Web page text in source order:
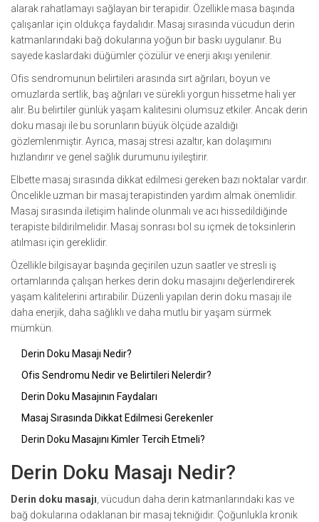
alarak rahatlamayı sağlayan bir terapidir. Özellikle masa başında
çalışanlar için oldukça faydalıdır. Masaj sırasında vücudun derin
katmanlarındaki bağ dokularına yoğun bir baskı uygulanır. Bu
sayede kaslardaki düğümler çözülür ve enerji akışı yenilenir.
Ofis sendromunun belirtileri arasında sırt ağrıları, boyun ve
omuzlarda sertlik, baş ağrıları ve sürekli yorgun hissetme hali yer
alır. Bu belirtiler günlük yaşam kalitesini olumsuz etkiler. Ancak derin
doku masajı ile bu sorunların büyük ölçüde azaldığı
gözlemlenmiştir. Ayrıca, masaj stresi azaltır, kan dolaşımını
hızlandırır ve genel sağlık durumunu iyileştirir.
Elbette masaj sırasında dikkat edilmesi gereken bazı noktalar vardır.
Öncelikle uzman bir masaj terapistinden yardım almak önemlidir.
Masaj sırasında iletişim halinde olunmalı ve acı hissedildiğinde
terapiste bildirilmelidir. Masaj sonrası bol su içmek de toksinlerin
atılması için gereklidir.
Özellikle bilgisayar başında geçirilen uzun saatler ve stresli iş
ortamlarında çalışan herkes derin doku masajını değerlendirerek
yaşam kalitelerini artırabilir. Düzenli yapılan derin doku masajı ile
daha enerjik, daha sağlıklı ve daha mutlu bir yaşam sürmek
mümkün.
Derin Doku Masajı Nedir?
Ofis Sendromu Nedir ve Belirtileri Nelerdir?
Derin Doku Masajının Faydaları
Masaj Sırasında Dikkat Edilmesi Gerekenler
Derin Doku Masajını Kimler Tercih Etmeli?
Derin Doku Masajı Nedir?
Derin doku masajı , vücudun daha derin katmanlarındaki kas ve
bağ dokularına odaklanan bir masaj tekniğidir. Çoğunlukla kronik